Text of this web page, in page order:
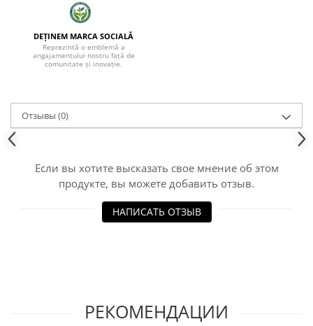
DEȚINEM MARCA SOCIALĂ
Reprezintă o emblemă a
angajamentului nostru față de
comunitate și inovație.
Отзывы (0)
Если вы хотите высказать свое мнение об этом
продукте, вы можете добавить отзыв.
НАПИСАТЬ ОТЗЫВ
РЕКОМЕНДАЦИИ